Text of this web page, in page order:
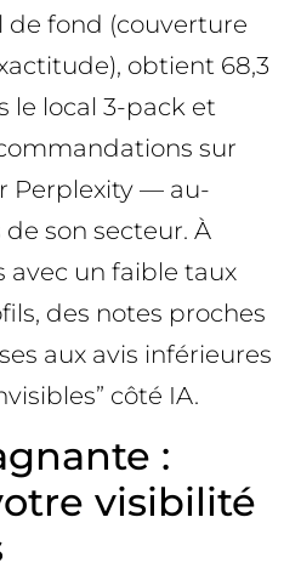
de fond (couverture
obtient 68,3
le local 3-pack et
sur
Perplexity — au-
son secteur. À
avec un faible taux
des notes proches
aux avis inférieures
côté IA.
:
visibilité